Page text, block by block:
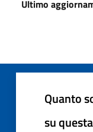
Ultimo
Quanto
su